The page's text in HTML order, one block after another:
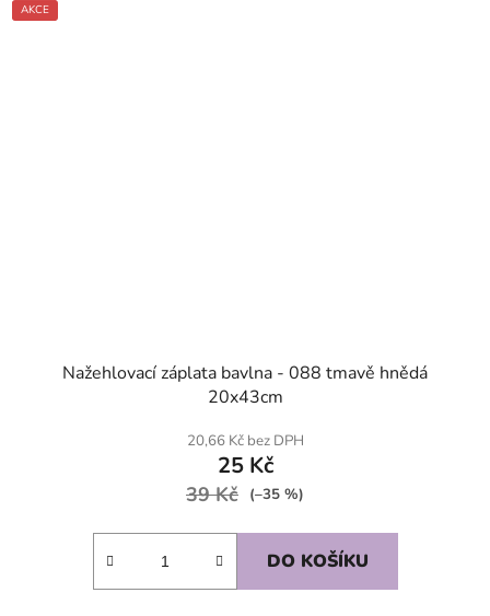
AKCE
Nažehlovací záplata bavlna - 088 tmavě hnědá
20x43cm
20,66 Kč bez DPH
25 Kč
39 Kč (–35 %)
DO KOŠÍKU